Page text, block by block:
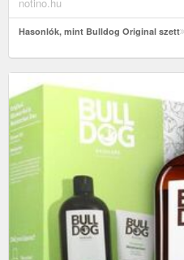
notino.hu
Hasonlók, mint Bulldog Original szett